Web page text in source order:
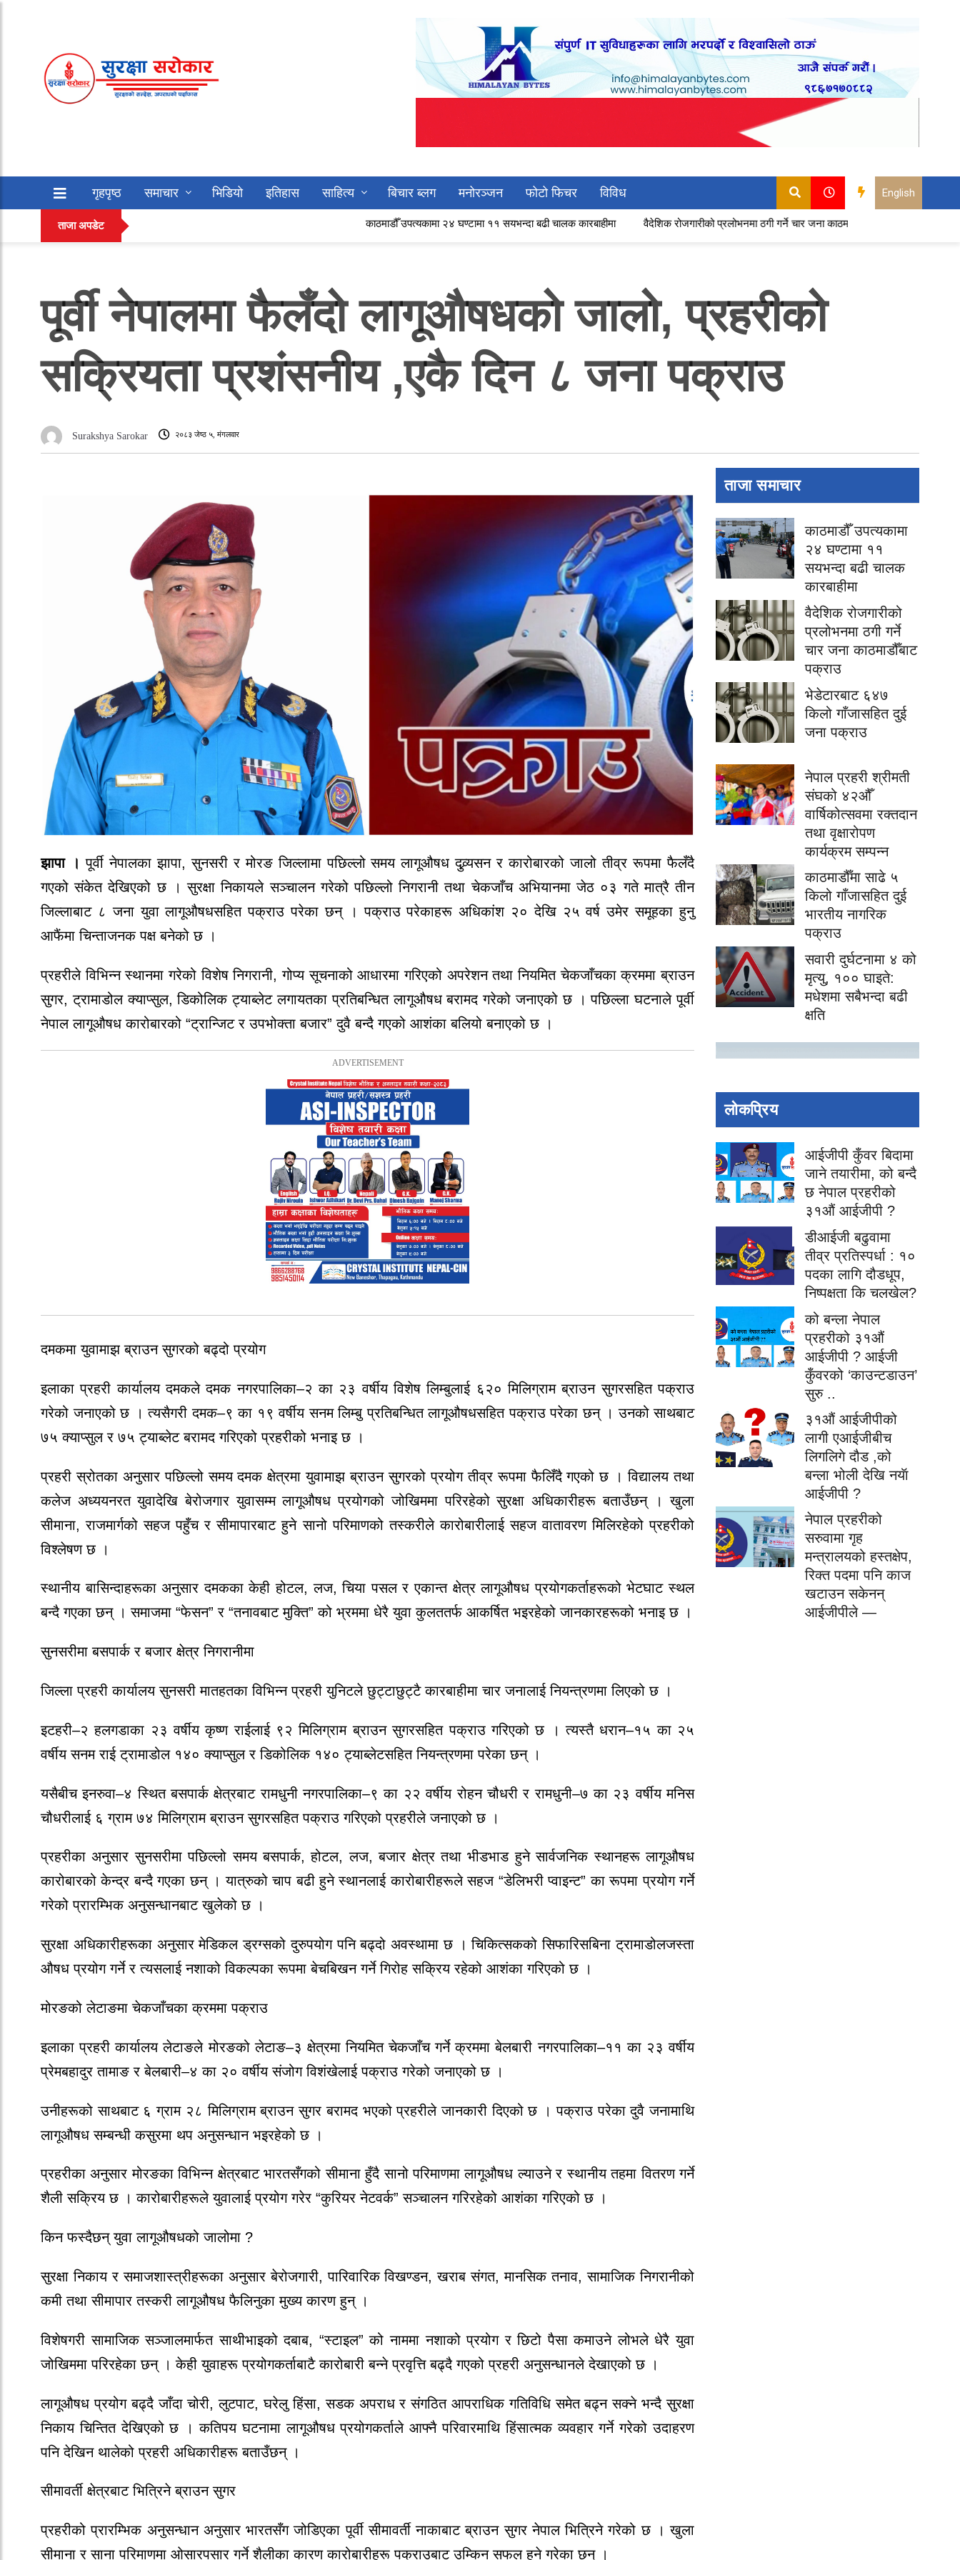
गृहपृष्ठ समाचार भिडियो इतिहास साहित्य बिचार ब्लग मनोरञ्जन फोटो फिचर विविध
सफलताको कथा
English
ताजा अपडेट काठमाडौँ उपत्यकामा २४ घण्टामा ११ सयभन्दा बढी चालक कारबाहीमा वैदेशिक रोजगारीको प्रलोभनमा ठगी गर्ने चार जना काठमाडौँबाट पक्राउ
पूर्वी नेपालमा फैलँदो लागूऔषधको जालो, प्रहरीको
सक्रियता प्रशंसनीय ,एकै दिन ८ जना पक्राउ
Surakshya Sarokar २०८३ जेष्ठ ५, मंगलवार
झापा । पूर्वी नेपालका झापा, सुनसरी र मोरङ जिल्लामा पछिल्लो समय लागूऔषध दुव्र्यसन र कारोबारको जालो तीव्र रूपमा फैलँदै
गएको संकेत देखिएको छ । सुरक्षा निकायले सञ्चालन गरेको पछिल्लो निगरानी तथा चेकजाँच अभियानमा जेठ ०३ गते मात्रै तीन
जिल्लाबाट ८ जना युवा लागूऔषधसहित पक्राउ परेका छन् । पक्राउ परेकाहरू अधिकांश २० देखि २५ वर्ष उमेर समूहका हुनु
आफैंमा चिन्ताजनक पक्ष बनेको छ ।
प्रहरीले विभिन्न स्थानमा गरेको विशेष निगरानी, गोप्य सूचनाको आधारमा गरिएको अपरेशन तथा नियमित चेकजाँचका क्रममा ब्राउन
सुगर, ट्रामाडोल क्याप्सुल, डिकोलिक ट्याब्लेट लगायतका प्रतिबन्धित लागूऔषध बरामद गरेको जनाएको छ । पछिल्ला घटनाले पूर्वी
नेपाल लागूऔषध कारोबारको “ट्रान्जिट र उपभोक्ता बजार” दुवै बन्दै गएको आशंका बलियो बनाएको छ ।
दमकमा युवामाझ ब्राउन सुगरको बढ्दो प्रयोग
इलाका प्रहरी कार्यालय दमकले दमक नगरपालिका–२ का २३ वर्षीय विशेष लिम्बुलाई ६२० मिलिग्राम ब्राउन सुगरसहित पक्राउ
गरेको जनाएको छ । त्यसैगरी दमक–९ का १९ वर्षीय सनम लिम्बु प्रतिबन्धित लागूऔषधसहित पक्राउ परेका छन् । उनको साथबाट
७५ क्याप्सुल र ७५ ट्याब्लेट बरामद गरिएको प्रहरीको भनाइ छ ।
प्रहरी स्रोतका अनुसार पछिल्लो समय दमक क्षेत्रमा युवामाझ ब्राउन सुगरको प्रयोग तीव्र रूपमा फैलिँदै गएको छ । विद्यालय तथा
कलेज अध्ययनरत युवादेखि बेरोजगार युवासम्म लागूऔषध प्रयोगको जोखिममा परिरहेको सुरक्षा अधिकारीहरू बताउँछन् । खुला
सीमाना, राजमार्गको सहज पहुँच र सीमापारबाट हुने सानो परिमाणको तस्करीले कारोबारीलाई सहज वातावरण मिलिरहेको प्रहरीको
विश्लेषण छ ।
स्थानीय बासिन्दाहरूका अनुसार दमकका केही होटल, लज, चिया पसल र एकान्त क्षेत्र लागूऔषध प्रयोगकर्ताहरूको भेटघाट स्थल
बन्दै गएका छन् । समाजमा “फेसन” र “तनावबाट मुक्ति” को भ्रममा धेरै युवा कुलततर्फ आकर्षित भइरहेको जानकारहरूको भनाइ छ ।
सुनसरीमा बसपार्क र बजार क्षेत्र निगरानीमा
जिल्ला प्रहरी कार्यालय सुनसरी मातहतका विभिन्न प्रहरी युनिटले छुट्टाछुट्टै कारबाहीमा चार जनालाई नियन्त्रणमा लिएको छ ।
इटहरी–२ हलगडाका २३ वर्षीय कृष्ण राईलाई ९२ मिलिग्राम ब्राउन सुगरसहित पक्राउ गरिएको छ । त्यस्तै धरान–१५ का २५
वर्षीय सनम राई ट्रामाडोल १४० क्याप्सुल र डिकोलिक १४० ट्याब्लेटसहित नियन्त्रणमा परेका छन् ।
यसैबीच इनरुवा–४ स्थित बसपार्क क्षेत्रबाट रामधुनी नगरपालिका–९ का २२ वर्षीय रोहन चौधरी र रामधुनी–७ का २३ वर्षीय मनिस
चौधरीलाई ६ ग्राम ७४ मिलिग्राम ब्राउन सुगरसहित पक्राउ गरिएको प्रहरीले जनाएको छ ।
प्रहरीका अनुसार सुनसरीमा पछिल्लो समय बसपार्क, होटल, लज, बजार क्षेत्र तथा भीडभाड हुने सार्वजनिक स्थानहरू लागूऔषध
कारोबारको केन्द्र बन्दै गएका छन् । यात्रुको चाप बढी हुने स्थानलाई कारोबारीहरूले सहज “डेलिभरी प्वाइन्ट” का रूपमा प्रयोग गर्ने
गरेको प्रारम्भिक अनुसन्धानबाट खुलेको छ ।
सुरक्षा अधिकारीहरूका अनुसार मेडिकल ड्रग्सको दुरुपयोग पनि बढ्दो अवस्थामा छ । चिकित्सकको सिफारिसबिना ट्रामाडोलजस्ता
औषध प्रयोग गर्ने र त्यसलाई नशाको विकल्पका रूपमा बेचबिखन गर्ने गिरोह सक्रिय रहेको आशंका गरिएको छ ।
मोरङको लेटाङमा चेकजाँचका क्रममा पक्राउ
इलाका प्रहरी कार्यालय लेटाङले मोरङको लेटाङ–३ क्षेत्रमा नियमित चेकजाँच गर्ने क्रममा बेलबारी नगरपालिका–११ का २३ वर्षीय
प्रेमबहादुर तामाङ र बेलबारी–४ का २० वर्षीय संजोग विशंखेलाई पक्राउ गरेको जनाएको छ ।
उनीहरूको साथबाट ६ ग्राम २८ मिलिग्राम ब्राउन सुगर बरामद भएको प्रहरीले जानकारी दिएको छ । पक्राउ परेका दुवै जनामाथि
लागूऔषध सम्बन्धी कसुरमा थप अनुसन्धान भइरहेको छ ।
प्रहरीका अनुसार मोरङका विभिन्न क्षेत्रबाट भारतसँगको सीमाना हुँदै सानो परिमाणमा लागूऔषध ल्याउने र स्थानीय तहमा वितरण गर्ने
शैली सक्रिय छ । कारोबारीहरूले युवालाई प्रयोग गरेर “कुरियर नेटवर्क” सञ्चालन गरिरहेको आशंका गरिएको छ ।
किन फस्दैछन् युवा लागूऔषधको जालोमा ?
सुरक्षा निकाय र समाजशास्त्रीहरूका अनुसार बेरोजगारी, पारिवारिक विखण्डन, खराब संगत, मानसिक तनाव, सामाजिक निगरानीको
कमी तथा सीमापार तस्करी लागूऔषध फैलिनुका मुख्य कारण हुन् ।
विशेषगरी सामाजिक सञ्जालमार्फत साथीभाइको दबाब, “स्टाइल” को नाममा नशाको प्रयोग र छिटो पैसा कमाउने लोभले धेरै युवा
जोखिममा परिरहेका छन् । केही युवाहरू प्रयोगकर्ताबाटै कारोबारी बन्ने प्रवृत्ति बढ्दै गएको प्रहरी अनुसन्धानले देखाएको छ ।
लागूऔषध प्रयोग बढ्दै जाँदा चोरी, लुटपाट, घरेलु हिंसा, सडक अपराध र संगठित आपराधिक गतिविधि समेत बढ्न सक्ने भन्दै सुरक्षा
निकाय चिन्तित देखिएको छ । कतिपय घटनामा लागूऔषध प्रयोगकर्ताले आफ्नै परिवारमाथि हिंसात्मक व्यवहार गर्ने गरेको उदाहरण
पनि देखिन थालेको प्रहरी अधिकारीहरू बताउँछन् ।
सीमावर्ती क्षेत्रबाट भित्रिने ब्राउन सुगर
प्रहरीको प्रारम्भिक अनुसन्धान अनुसार भारतसँग जोडिएका पूर्वी सीमावर्ती नाकाबाट ब्राउन सुगर नेपाल भित्रिने गरेको छ । खुला
सीमाना र साना परिमाणमा ओसारपसार गर्ने शैलीका कारण कारोबारीहरू पक्राउबाट उम्किन सफल हुने गरेका छन् ।
ताजा समाचार
काठमाडौँ उपत्यकामा
२४ घण्टामा ११
सयभन्दा बढी चालक
कारबाहीमा
वैदेशिक रोजगारीको
प्रलोभनमा ठगी गर्ने
चार जना काठमाडौँबाट
पक्राउ
भेडेटारबाट ६४७
किलो गाँजासहित दुई
जना पक्राउ
नेपाल प्रहरी श्रीमती
संघको ४२औँ
वार्षिकोत्सवमा रक्तदान
तथा वृक्षारोपण
कार्यक्रम सम्पन्न
काठमाडौँमा साढे ५
किलो गाँजासहित दुई
भारतीय नागरिक
पक्राउ
सवारी दुर्घटनामा ४ को
मृत्यु, १०० घाइते:
मधेशमा सबैभन्दा बढी
क्षति
लोकप्रिय
आईजीपी कुँवर बिदामा
जाने तयारीमा, को बन्दै
छ नेपाल प्रहरीको
३१औं आईजीपी ?
डीआईजी बढुवामा
तीव्र प्रतिस्पर्धा : १०
पदका लागि दौडधूप,
निष्पक्षता कि चलखेल?
को बन्ला नेपाल
प्रहरीको ३१औं
आईजीपी ? आईजी
कुँवरको ‘काउन्टडाउन’
सुरु ..
३१औं आईजीपीको
लागी एआईजीबीच
लिगलिगे दौड ,को
बन्ला भोली देखि नयॅा
आईजीपी ?
नेपाल प्रहरीको
सरुवामा गृह
मन्त्रालयको हस्तक्षेप,
रिक्त पदमा पनि काज
खटाउन सकेनन्
आईजीपीले —